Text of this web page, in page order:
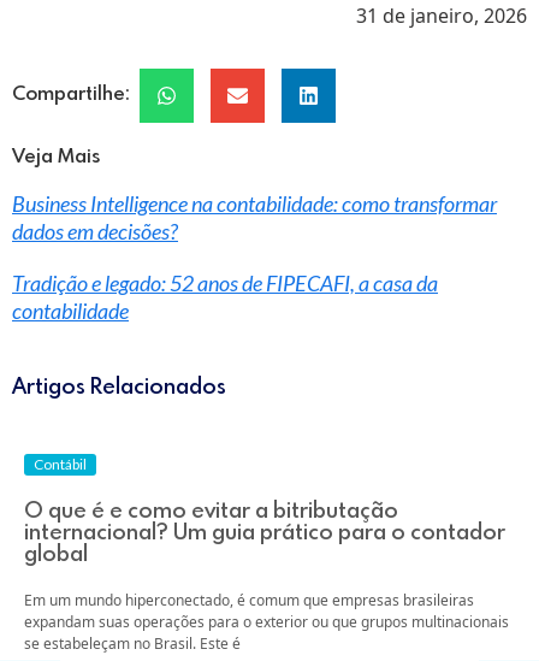
31 de janeiro, 2026
Compartilhe:
Veja Mais
Business Intelligence na contabilidade: como transformar
dados em decisões?
Tradição e legado: 52 anos de FIPECAFI, a casa da
contabilidade
Artigos Relacionados
Contábil
O que é e como evitar a bitributação
internacional? Um guia prático para o contador
global
Em um mundo hiperconectado, é comum que empresas brasileiras
expandam suas operações para o exterior ou que grupos multinacionais
se estabeleçam no Brasil. Este é